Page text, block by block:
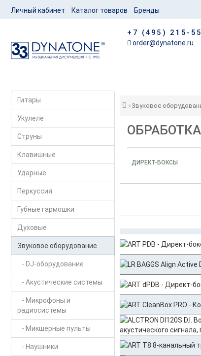
Личный кабинет Каталог товаров Бренды
+7 (495) 215-
order@dynatone.ru
Гитары
Укулеле
Струны
Клавишные
Ударные
Перкуссия
Губные гармошки
Духовые
Звуковое оборудование
- DJ-оборудование
- Акустические системы
- Микрофоны и
радиосистемы
- Микшерные пульты
- Наушники
Звуковое
ДИРЕКТ-БОКСЫ